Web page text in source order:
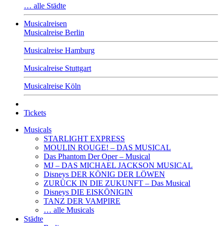
… alle Städte
Musicalreisen
Musicalreise Berlin
Musicalreise Hamburg
Musicalreise Stuttgart
Musicalreise Köln
Tickets
Musicals
STARLIGHT EXPRESS
MOULIN ROUGE! – DAS MUSICAL
Das Phantom Der Oper – Musical
MJ – DAS MICHAEL JACKSON MUSICAL
Disneys DER KÖNIG DER LÖWEN
ZURÜCK IN DIE ZUKUNFT – Das Musical
Disneys DIE EISKÖNIGIN
TANZ DER VAMPIRE
… alle Musicals
Städte